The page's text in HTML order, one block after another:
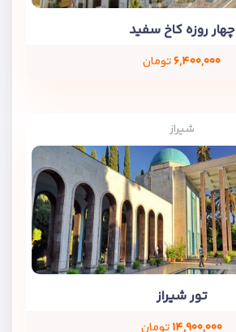
چهار روزه کاخ سفید
۶,۴۰۰,۰۰۰تومان
شیراز
تور شیراز
۱۴,۹۰۰,۰۰۰تومان